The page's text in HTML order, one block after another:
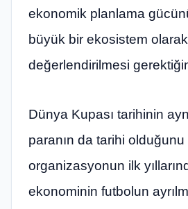
ekonomik planlama
büyük bir ekosistem olarak
değerlendirilmesi
Dünya Kupası tarihinin
paranın da tarihi
organizasyonun ilk
ekonominin futbolun